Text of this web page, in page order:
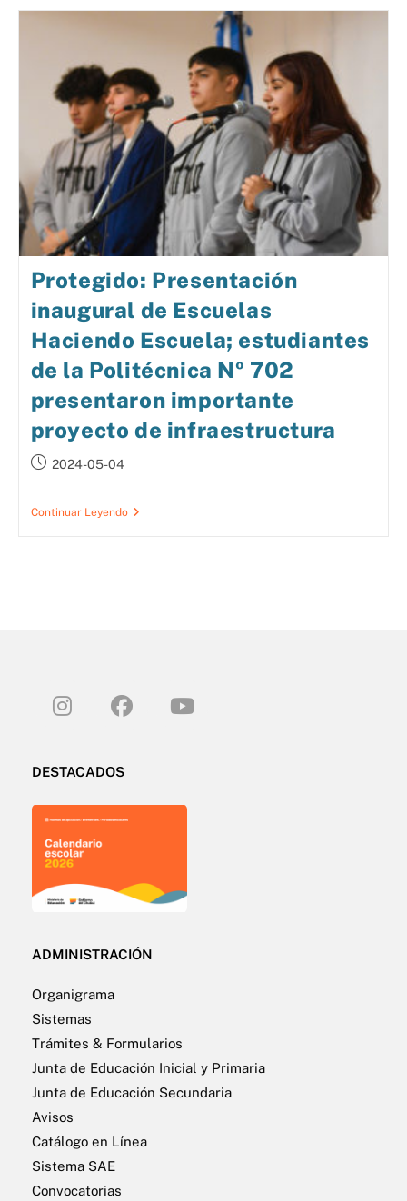
Protegido: Presentación
inaugural de Escuelas
Haciendo Escuela; estudiantes
de la Politécnica Nº 702
presentaron importante
proyecto de infraestructura
2024-05-04
Continuar Leyendo
DESTACADOS
ADMINISTRACIÓN
Organigrama
Sistemas
Trámites & Formularios
Junta de Educación Inicial y Primaria
Junta de Educación Secundaria
Avisos
Catálogo en Línea
Sistema SAE
Convocatorias